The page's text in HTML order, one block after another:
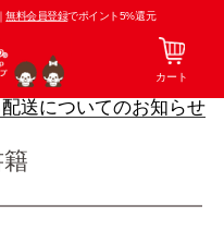
無料会員登録でポイント5%還元
カート
送についてのお知らせ